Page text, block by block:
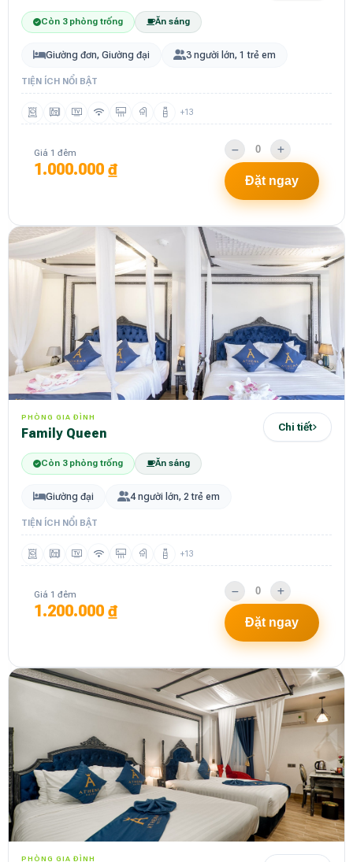
Còn 3 phòng trống Ăn sáng
Giường đơn, Giường đại 3 người lớn, 1 trẻ em
TIỆN ÍCH NỔI BẬT
+13
Giá 1 đêm
1.000.000 ₫
Đặt ngay
PHÒNG GIA ĐÌNH
Family Queen Chi tiết
Còn 3 phòng trống Ăn sáng
Giường đại 4 người lớn, 2 trẻ em
TIỆN ÍCH NỔI BẬT
+13
Giá 1 đêm
1.200.000 ₫
Đặt ngay
PHÒNG GIA ĐÌNH